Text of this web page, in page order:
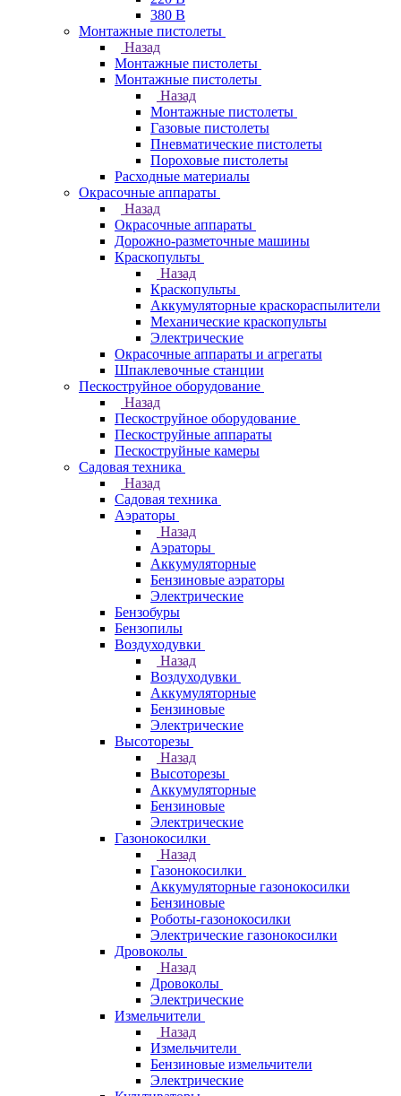
380 В
Монтажные пистолеты
Назад
Монтажные пистолеты
Монтажные пистолеты
Назад
Монтажные пистолеты
Газовые пистолеты
Пневматические пистолеты
Пороховые пистолеты
Расходные материалы
Окрасочные аппараты
Назад
Окрасочные аппараты
Дорожно-разметочные машины
Краскопульты
Назад
Краскопульты
Аккумуляторные краскораспылители
Механические краскопульты
Электрические
Окрасочные аппараты и агрегаты
Шпаклевочные станции
Пескоструйное оборудование
Назад
Пескоструйное оборудование
Пескоструйные аппараты
Пескоструйные камеры
Садовая техника
Назад
Садовая техника
Аэраторы
Назад
Аэраторы
Аккумуляторные
Бензиновые аэраторы
Электрические
Бензобуры
Бензопилы
Воздуходувки
Назад
Воздуходувки
Аккумуляторные
Бензиновые
Электрические
Высоторезы
Назад
Высоторезы
Аккумуляторные
Бензиновые
Электрические
Газонокосилки
Назад
Газонокосилки
Аккумуляторные газонокосилки
Бензиновые
Роботы-газонокосилки
Электрические газонокосилки
Дровоколы
Назад
Дровоколы
Электрические
Измельчители
Назад
Измельчители
Бензиновые измельчители
Электрические